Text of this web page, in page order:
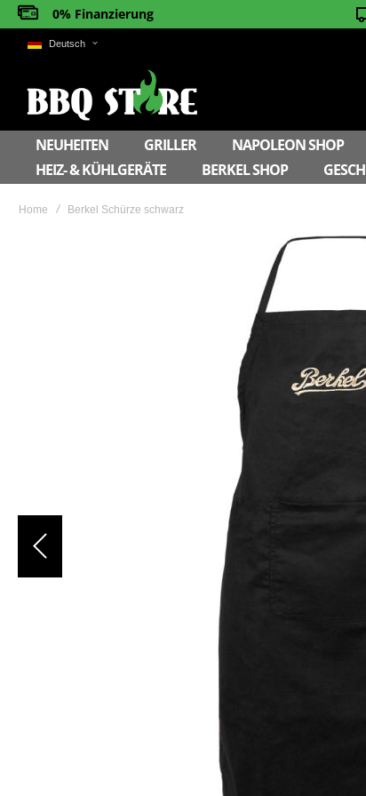
0% Finanzierung
Deutsch
NEUHEITEN GRILLER NAPOLEON SHOP
HEIZ- & KÜHLGERÄTE
BERKEL SHOP
Home Berkel Schürze schwarz